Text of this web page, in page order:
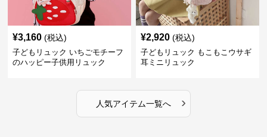
¥3,160 (税込)
子どもリュック いちごモチーフ
のハッピー子供用リュック
¥2,920 (税込)
子どもリュック もこもこウサギ
耳ミニリュック
人気アイテム一覧へ ›